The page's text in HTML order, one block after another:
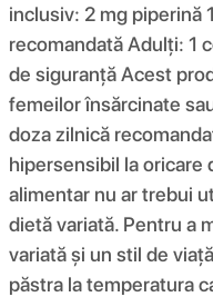
inclusiv: 2 mg piperină
recomandată Adulți: 1
de siguranțăAcest
femeilor însărcinate
doza zilnică
hipersensibil la
alimentar nu ar trebui
dietă variată. Pentru a
variată și un stil de
păstra la temperatura